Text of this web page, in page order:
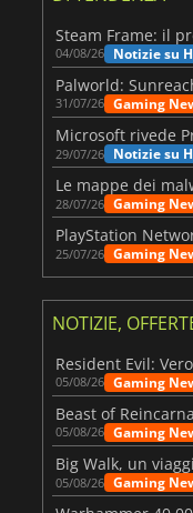
04/08/26 Notizie su
31/07/26 Gaming
Microsoft rivede
29/07/26 Notizie su
28/07/26 Gaming
25/07/26 Gaming
NOTIZIE,
05/08/26 Gaming
05/08/26 Gaming
Big Walk, un
05/08/26 Gaming